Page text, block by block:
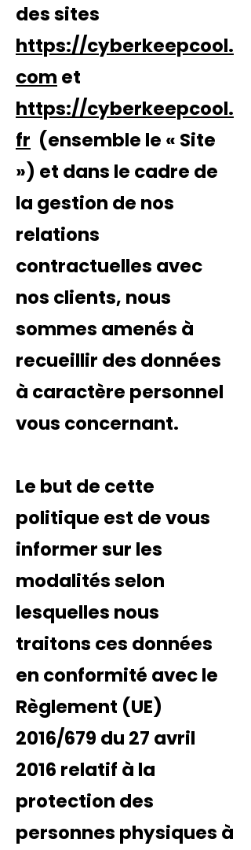
des sites
https://cyberkeepcool.
com et
https://cyberkeepcool.
fr (ensemble le « Site
») et dans le cadre de
la gestion de nos
relations
contractuelles avec
nos clients, nous
sommes amenés à
recueillir des données
à caractère personnel
vous concernant.
Le but de cette
politique est de vous
informer sur les
modalités selon
lesquelles nous
traitons ces données
en conformité avec le
Règlement (UE)
2016/679 du 27 avril
2016 relatif à la
protection des
personnes physiques à